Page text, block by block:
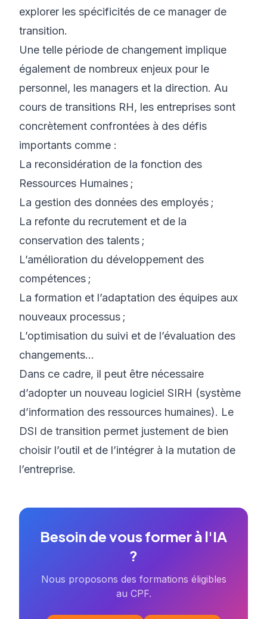
explorer les spécificités de ce manager de
transition.
Une telle période de changement implique
également de nombreux enjeux pour le
personnel, les managers et la direction. Au
cours de transitions RH, les entreprises sont
concrètement confrontées à des défis
importants comme :
La reconsidération de la fonction des
Ressources Humaines ;
La gestion des données des employés ;
La refonte du recrutement et de la
conservation des talents ;
L’amélioration du développement des
compétences ;
La formation et l’adaptation des équipes aux
nouveaux processus ;
L’optimisation du suivi et de l’évaluation des
changements…
Dans ce cadre, il peut être nécessaire
d’adopter un nouveau logiciel SIRH (système
d’information des ressources humaines). Le
DSI de transition permet justement de bien
choisir l’outil et de l’intégrer à la mutation de
l’entreprise.
Besoin de vous former à l'IA
?
Nous proposons des formations éligibles
au CPF.